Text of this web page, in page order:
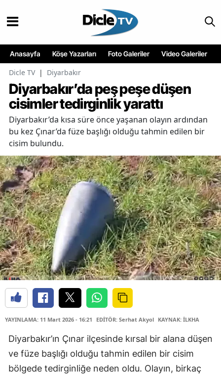
Anasayfa Köşe Yazarları Foto Galeriler Video Galeriler
Dicle TV | Diyarbakır
Diyarbakır’da peş peşe düşen
cisimler tedirginlik yarattı
Diyarbakır’da kısa süre önce yaşanan olayın ardından
bu kez Çınar’da füze başlığı olduğu tahmin edilen bir
cisim bulundu.
YAYINLAMA: 11 Mart 2026 - 16:21 EDİTÖR: Serhat Akyol KAYNAK: İLKHA
Diyarbakır’ın Çınar ilçesinde kırsal bir alana düşen
ve füze başlığı olduğu tahmin edilen bir cisim
bölgede tedirginliğe neden oldu. Olayın, birkaç